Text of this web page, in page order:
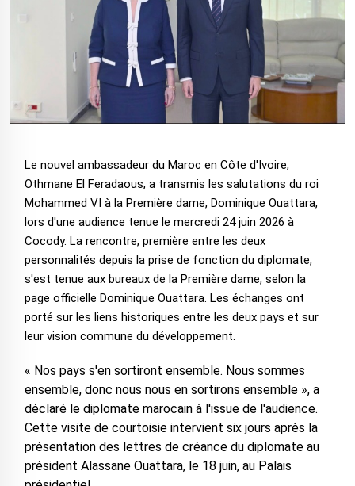
Le nouvel ambassadeur du Maroc en Côte d'Ivoire,
Othmane El Feradaous, a transmis les salutations du roi
Mohammed VI à la Première dame, Dominique Ouattara,
lors d'une audience tenue le mercredi 24 juin 2026 à
Cocody. La rencontre, première entre les deux
personnalités depuis la prise de fonction du diplomate,
s'est tenue aux bureaux de la Première dame, selon la
page officielle Dominique Ouattara. Les échanges ont
porté sur les liens historiques entre les deux pays et sur
leur vision commune du développement.
« Nos pays s'en sortiront ensemble. Nous sommes
ensemble, donc nous nous en sortirons ensemble », a
déclaré le diplomate marocain à l'issue de l'audience.
Cette visite de courtoisie intervient six jours après la
présentation des lettres de créance du diplomate au
président Alassane Ouattara, le 18 juin, au Palais